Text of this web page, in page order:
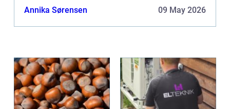
hvilket er med til at sik...
Annika Sørensen 09 May 2026